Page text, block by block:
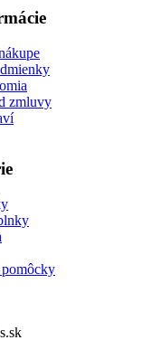
zmluvy